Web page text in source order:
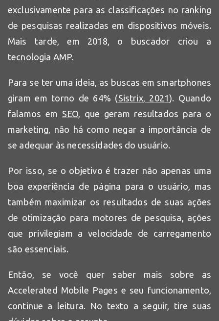
exclusivamente para as classificações no ranking
de pesquisas realizadas em dispositivos móveis.
Mais tarde, em 2018, o buscador criou a
tecnologia AMP.
Para se ter uma ideia, as buscas em smartphones
giram em torno de 64% (Sistrix, 2021). Quando
falamos em SEO, que geram resultados para o
marketing, não há como negar a importância de
se adequar às necessidades do usuário.
Por isso, se o objetivo é trazer não apenas uma
boa experiência de página para o usuário, mas
também maximizar os resultados de suas ações
de otimização para motores de pesquisa, ações
que privilegiam a velocidade de carregamento
são essenciais.
Então, se você quer saber mais sobre as
Accelerated Mobile Pages e seu funcionamento,
continue a leitura. No texto a seguir, tire suas